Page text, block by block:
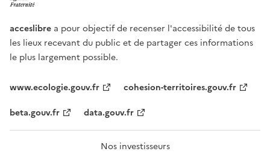
acceslibre a pour objectif de recenser l'accessibilité de tous
les lieux recevant du public et de partager ces informations
le plus largement possible.
www.ecologie.gouv.fr
cohesion-territoires.gouv.fr
beta.gouv.fr
data.gouv.fr
Nos investisseurs